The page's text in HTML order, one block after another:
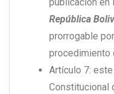
República
prorrogable
procedimiento
Artículo 7:
Constitucional